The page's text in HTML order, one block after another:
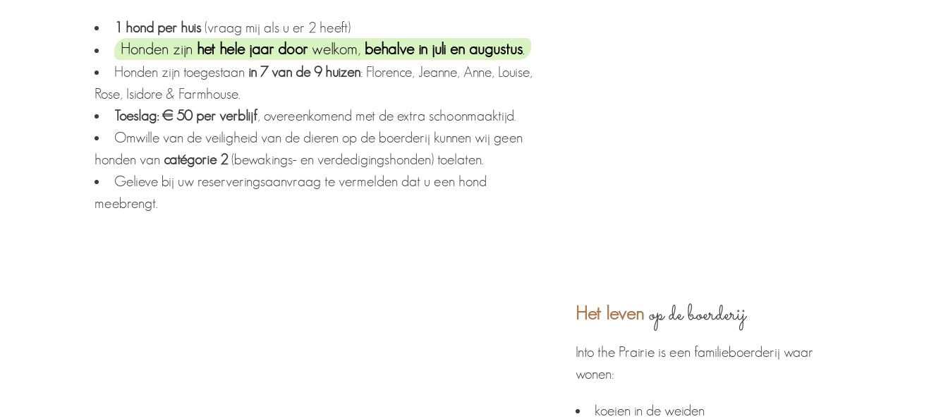
1 hond per huis(vraag mij als u er 2 heeft)
Honden zijn het hele jaar doorwelkom, behalve in juli en augustus.
Honden zijn toegestaan in 7 van de 9 huizen: Florence, Jeanne, Anne, Louise,
Rose, Isidore & Farmhouse.
Toeslag: € 50 per verblijf, overeenkomend met de extra schoonmaaktijd.
Omwille van de veiligheid van de dieren op de boerderij kunnen wij geen
honden van catégorie 2(bewakings- en verdedigingshonden) toelaten.
Gelieve bij uw reserveringsaanvraag te vermelden dat u een hond
meebrengt.
Het leven op de boerderij
Into the Prairie is een familieboerderij waar
wonen:
koeien in de weiden